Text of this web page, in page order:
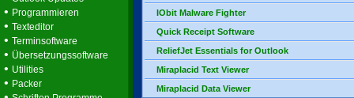
• Programmieren
• Texteditor
• Terminsoftware
• Übersetzungssoftware
• Utilities
• Packer
IObit Malware Fighter
Quick Receipt Software
ReliefJet Essentials for Outlook
Miraplacid Text Viewer
Miraplacid Data Viewer